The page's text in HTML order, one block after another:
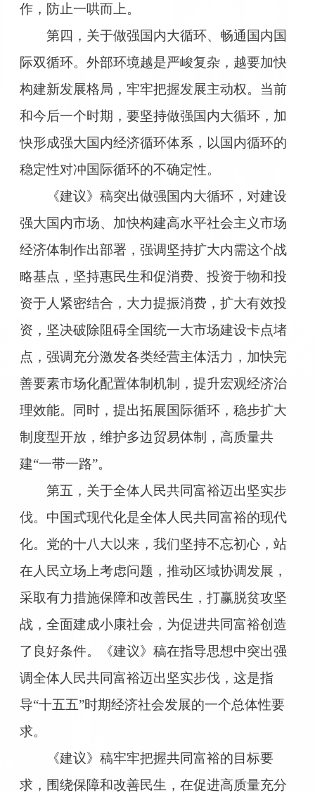
作，防止一哄而上。
第四，关于做强国内大循环、畅通国内国
际双循环。外部环境越是严峻复杂，越要加快
构建新发展格局，牢牢把握发展主动权。当前
和今后一个时期，要坚持做强国内大循环，加
快形成强大国内经济循环体系，以国内循环的
稳定性对冲国际循环的不确定性。
《建议》稿突出做强国内大循环，对建设
强大国内市场、加快构建高水平社会主义市场
经济体制作出部署，强调坚持扩大内需这个战
略基点，坚持惠民生和促消费、投资于物和投
资于人紧密结合，大力提振消费，扩大有效投
资，坚决破除阻碍全国统一大市场建设卡点堵
点，强调充分激发各类经营主体活力，加快完
善要素市场化配置体制机制，提升宏观经济治
理效能。同时，提出拓展国际循环，稳步扩大
制度型开放，维护多边贸易体制，高质量共
建“一带一路”。
第五，关于全体人民共同富裕迈出坚实步
伐。中国式现代化是全体人民共同富裕的现代
化。党的十八大以来，我们坚持不忘初心，站
在人民立场上考虑问题，推动区域协调发展，
采取有力措施保障和改善民生，打赢脱贫攻坚
战，全面建成小康社会，为促进共同富裕创造
了良好条件。《建议》稿在指导思想中突出强
调全体人民共同富裕迈出坚实步伐，这是指
导“十五五”时期经济社会发展的一个总体性要
求。
《建议》稿牢牢把握共同富裕的目标要
求，围绕保障和改善民生，在促进高质量充分